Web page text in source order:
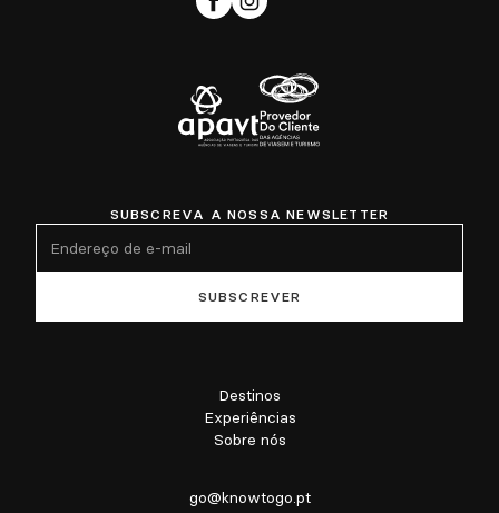
SUBSCREVA A NOSSA NEWSLETTER
Destinos
Experiências
Sobre nós
go@knowtogo.pt